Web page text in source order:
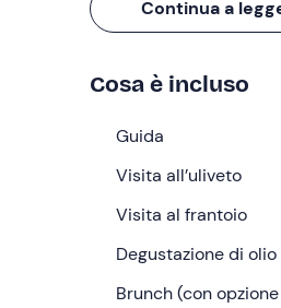
Un viaggio tranatura e
locali(e che potrai
Cosa faremo
suggestiva alle pendici
Ad accoglierci
della propria auto).
Dopo circa 45 minuti,
Continua a
Cosa è incluso
Guida
Visita all’uliveto
Visita al frantoio
Degustazione di olio
Brunch (con